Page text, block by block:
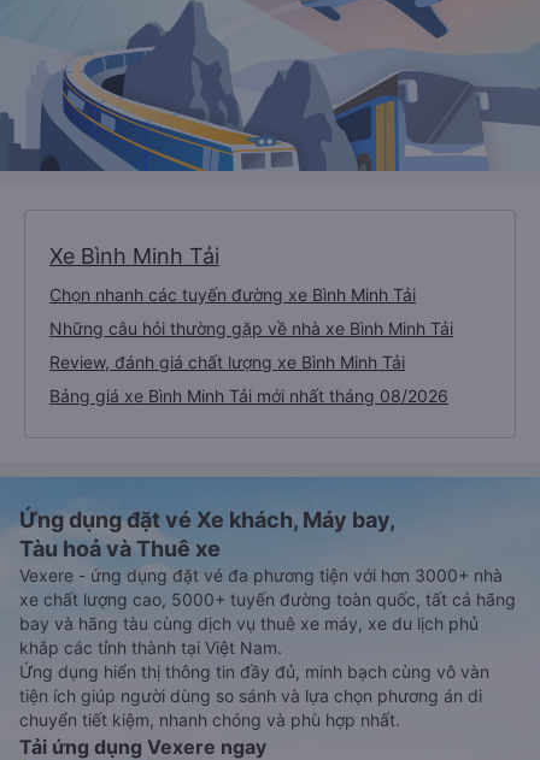
Xe Bình Minh Tải
Chọn nhanh các tuyến đường xe Bình Minh Tải
Những câu hỏi thường gặp về nhà xe Bình Minh Tải
Review, đánh giá chất lượng xe Bình Minh Tải
Bảng giá xe Bình Minh Tải mới nhất tháng 08/2026
Ứng dụng đặt vé Xe khách, Máy bay,
Tàu hoả và Thuê xe
Vexere - ứng dụng đặt vé đa phương tiện với hơn 3000+ nhà
xe chất lượng cao, 5000+ tuyến đường toàn quốc, tất cả hãng
bay và hãng tàu cùng dịch vụ thuê xe máy, xe du lịch phủ
khắp các tỉnh thành tại Việt Nam.
Ứng dụng hiển thị thông tin đầy đủ, minh bạch cùng vô vàn
tiện ích giúp người dùng so sánh và lựa chọn phương án di
chuyển tiết kiệm, nhanh chóng và phù hợp nhất.
Tải ứng dụng Vexere ngay